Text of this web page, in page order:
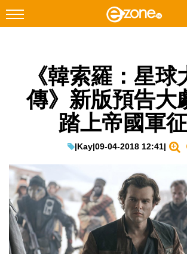
Facebook Instagram
科技焦點
教學評測
EduTech
IT Times
生成式AI與雲端應用
《韓索羅：星球
傳》新版預告大
踏上帝國軍
|Kay|09-04-2018 12:41|